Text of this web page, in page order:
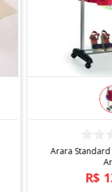
Arara
R$